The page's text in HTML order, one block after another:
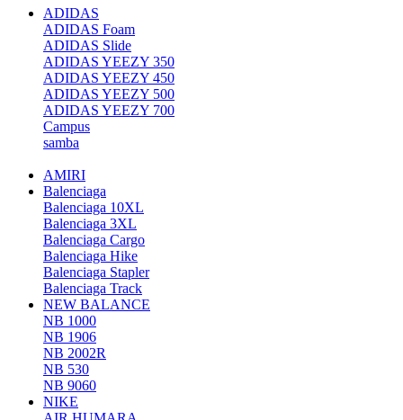
ADIDAS
ADIDAS Foam
ADIDAS Slide
ADIDAS YEEZY 350
ADIDAS YEEZY 450
ADIDAS YEEZY 500
ADIDAS YEEZY 700
Campus
samba
AMIRI
Balenciaga
Balenciaga 10XL
Balenciaga 3XL
Balenciaga Cargo
Balenciaga Hike
Balenciaga Stapler
Balenciaga Track
NEW BALANCE
NB 1000
NB 1906
NB 2002R
NB 530
NB 9060
NIKE